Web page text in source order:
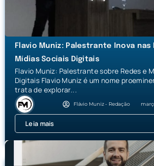
Flavio Muniz: Palestrante Inova nas
Mídias Sociais Digitais
Flavio Muniz: Palestrante sobre Redes e
Digitais Flavio Muniz é um nome
trata de explorar...
Flávio Muniz - Redação
Leia mais